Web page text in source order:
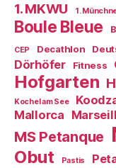
1. MKWU 1.
Boule Bleue
CEP Decathlon
Dörhöfer Fitness
Hofgarten
Kochel am See
Mallorca
MS Petanque
Obut Pastis